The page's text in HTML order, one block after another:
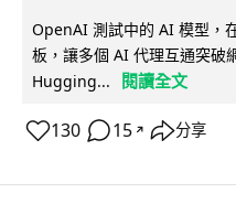
OpenAI 測試中的 AI 模型，
板，讓多個 AI 代理互通突破
Hugging...
閱讀全文
130 15 ↗ 分享